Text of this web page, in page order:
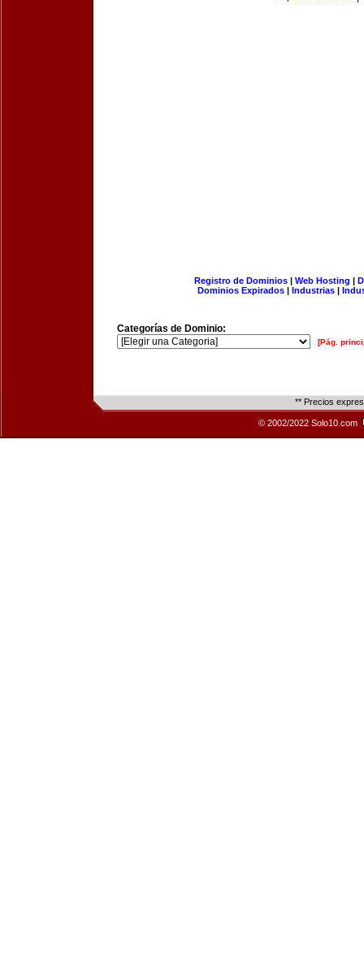
Registro de Dominios| Web Hosting |
Dominios Expirados | Industrias |
Categorías de Dominio:
[Pág.
** Precios
© 2002/2022 Solo10.com